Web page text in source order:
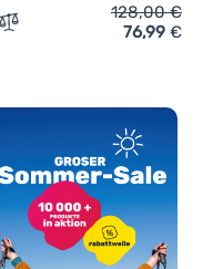
Ravika'
Zum Vergleich
128,00€
76,99 €